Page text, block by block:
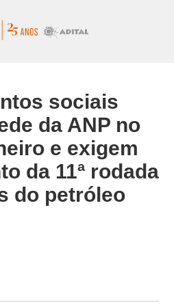
sociais
da ANP no
e exigem
da 11ª rodada
do petróleo